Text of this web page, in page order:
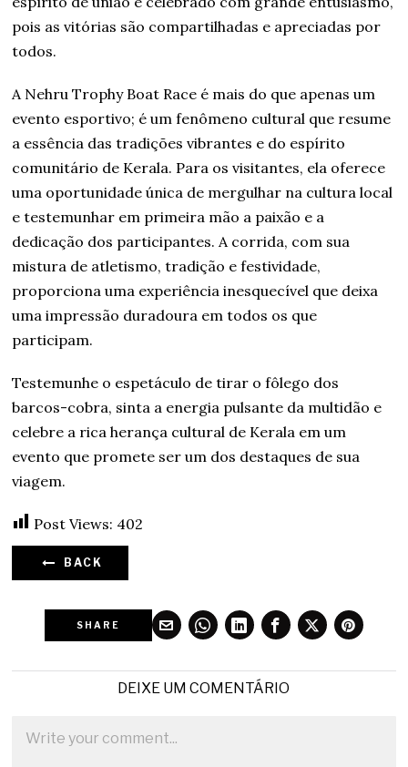
pois as vitórias são compartilhadas e apreciadas por
todos.
A Nehru Trophy Boat Race é mais do que apenas um
evento esportivo; é um fenômeno cultural que resume
a essência das tradições vibrantes e do espírito
comunitário de Kerala. Para os visitantes, ela oferece
uma oportunidade única de mergulhar na cultura local
e testemunhar em primeira mão a paixão e a
dedicação dos participantes. A corrida, com sua
mistura de atletismo, tradição e festividade,
proporciona uma experiência inesquecível que deixa
uma impressão duradoura em todos os que
participam.
Testemunhe o espetáculo de tirar o fôlego dos
barcos-cobra, sinta a energia pulsante da multidão e
celebre a rica herança cultural de Kerala em um
evento que promete ser um dos destaques de sua
viagem.
Post Views: 402
BACK
SHARE
DEIXE UM COMENTÁRIO